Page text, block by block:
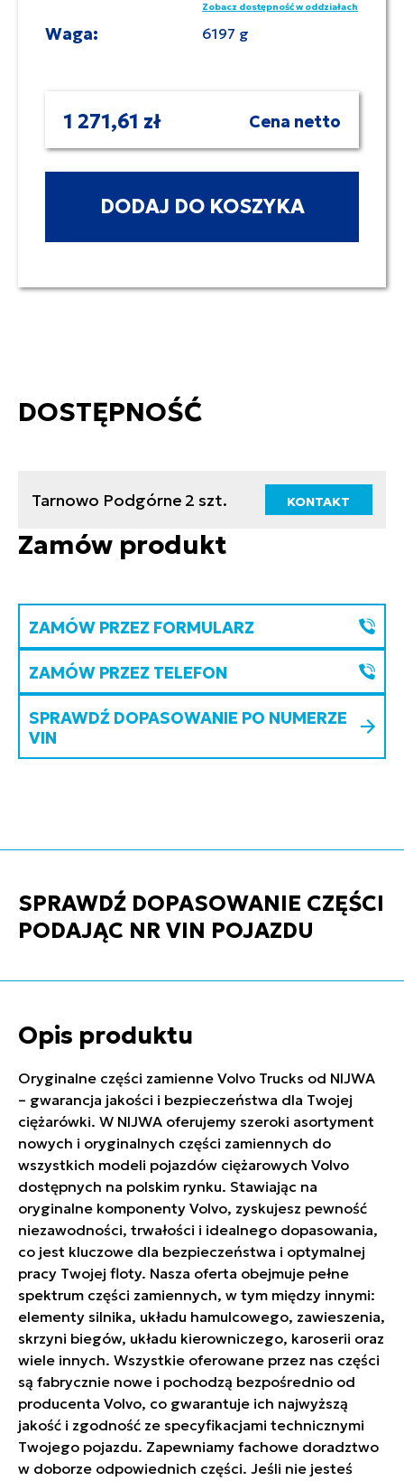
Zobacz dostępność w oddziałach
Waga: 6197 g
1 271,61 zł Cena netto
DODAJ DO KOSZYKA
DOSTĘPNOŚĆ
Tarnowo Podgórne 2 szt. KONTAKT
Zamów produkt
ZAMÓW PRZEZ FORMULARZ
ZAMÓW PRZEZ TELEFON
SPRAWDŹ DOPASOWANIE PO NUMERZE
VIN
SPRAWDŹ DOPASOWANIE CZĘŚCI
PODAJĄC NR VIN POJAZDU
Opis produktu
Oryginalne części zamienne Volvo Trucks od NIJWA
– gwarancja jakości i bezpieczeństwa dla Twojej
ciężarówki. W NIJWA oferujemy szeroki asortyment
nowych i oryginalnych części zamiennych do
wszystkich modeli pojazdów ciężarowych Volvo
dostępnych na polskim rynku. Stawiając na
oryginalne komponenty Volvo, zyskujesz pewność
niezawodności, trwałości i idealnego dopasowania,
co jest kluczowe dla bezpieczeństwa i optymalnej
pracy Twojej floty. Nasza oferta obejmuje pełne
spektrum części zamiennych, w tym między innymi:
elementy silnika, układu hamulcowego, zawieszenia,
skrzyni biegów, układu kierowniczego, karoserii oraz
wiele innych. Wszystkie oferowane przez nas części
są fabrycznie nowe i pochodzą bezpośrednio od
producenta Volvo, co gwarantuje ich najwyższą
jakość i zgodność ze specyfikacjami technicznymi
Twojego pojazdu. Zapewniamy fachowe doradztwo
w doborze odpowiednich części. Jeśli nie jesteś